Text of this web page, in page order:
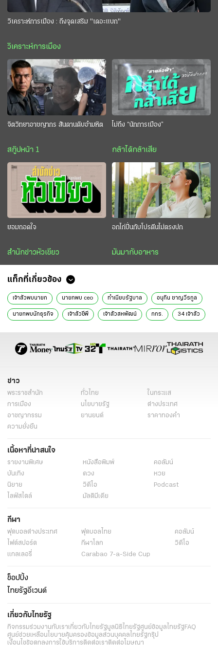
วิเคราะห์การเมือง : ถึงจุดเสริม "เดอะแบก"
วิเคราะห์การเมือง
จิตวิทยาอาชญากร สันดานดิบอำมหิต
สกู๊ปหน้า 1
ไม่ถึง “นักการเมือง”
กล้าได้กล้าเสีย
ยอมถอดใจ
สำนักข่าวหัวเขียว
อกไก่ปั่นกับโปรตีนไม่ตรงปก
มันมากับอาหาร
แท็กที่เกี่ยวข้อง
เจ้าสัวพบนายก นายกพบ ceo ทำเนียบรัฐบาล อนุทิน ชาญวีรกูล
นายกพบนักธุรกิจ เจ้าสัวซีพี เจ้าสัวสหพัฒน์ กกร. 34 เจ้าสัว
สรุปประชุม 34 เจ้าสัว ขับเคลื่อนเศรษฐกิจ ซีอีโอชั้นนำ ภาคเอกชน
ข่าวเศรษฐกิจ
เลือกตั้งผู้ว่ากทม 2569 เลือกตั้งผู้ว่ากทม 2569 วันไหน
ไทยรัฐฉบับพิมพ์
ข่าว
พระราชสำนัก ทั่วไทย
ในกระแส
การเมือง
นโยบายรัฐ
ต่างประเทศ
อาชญากรรม
ยานยนต์
ราคาทองคำ
ความยั่งยืน
เนื้อหาที่น่าสนใจ
รายงานพิเศษ หนังสือพิมพ์
คอลัมน์
บันเทิง
ดวง
หวย
นิยาย
วิดีโอ
Podcast
ไลฟ์สไตล์
มัลติมีเดีย
กีฬา
ฟุตบอลต่่างประเทศ ฟุตบอลไทย
คอลัมน์
ไฟต์สปอร์ต
กีฬาโลก
วิดีโอ
แกลเลอรี่
Carabao 7-a-Side Cup
ช็อปปิ้ง
ไทยรัฐอีเวนต์
เกี่ยวกับไทยรัฐ
กิจกรรมร่วมงานกับเราเกี่ยวกับไทยรัฐมูลนิธิไทยรัฐศูนย์ข้อมูลไทยรัฐFAQ
ศูนย์ช่วยเหลือนโยบายคุ้มครองข้อมูลส่วนบุคคลไทยรัฐกรุ๊ป
เงื่อนไขข้อตกลงการใช้บริการติดต่อเราติดต่อโฆษณา